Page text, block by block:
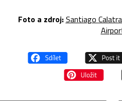
Foto a zdroj:Santiago